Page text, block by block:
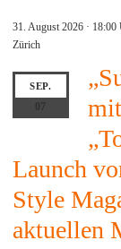
31. August 2026 · 18:00
Zürich
SEP.
07
Launch
Style
aktuellen